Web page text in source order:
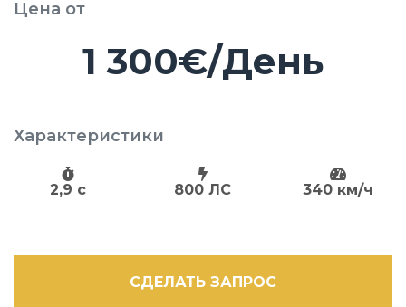
Цена от
1 300€/День
Характеристики
2,9 c 800 ЛС 340 км/ч
СДЕЛАТЬ ЗАПРОС